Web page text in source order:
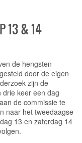
13 & 14
de hengsten
door de eigen
zijn de
drie keer een dag
de commissie te
naar het tweedaagse
13 en zaterdag 14